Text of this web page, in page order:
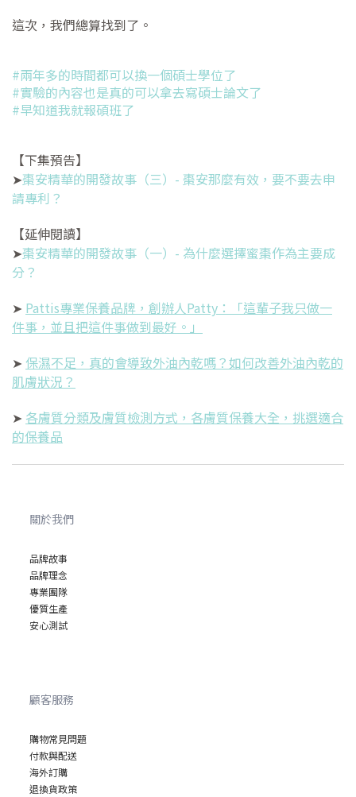
這次，我們總算找到了。
#兩年多的時間都可以換一個碩士學位了
#實驗的內容也是真的可以拿去寫碩士論文了
#早知道我就報碩班了
【下集預告】
➤棗安精華的開發故事（三）- 棗安那麼有效，要不要去申
請專利？
【延伸閱讀】
➤棗安精華的開發故事（一）- 為什麼選擇蜜棗作為主要成
分？
➤ Pattis專業保養品牌，創辦人Patty：「這輩子我只做一
件事，並且把這件事做到最好。」
➤ 保濕不足，真的會導致外油內乾嗎？如何改善外油內乾的
肌膚狀況？
➤ 各膚質分類及膚質檢測方式，各膚質保養大全，挑選適合
的保養品
關於我們
品牌故事
品牌理念
專業團隊
優質生產
安心測試
顧客服務
購物常見問題
付款與配送
海外訂購
退換貨政策